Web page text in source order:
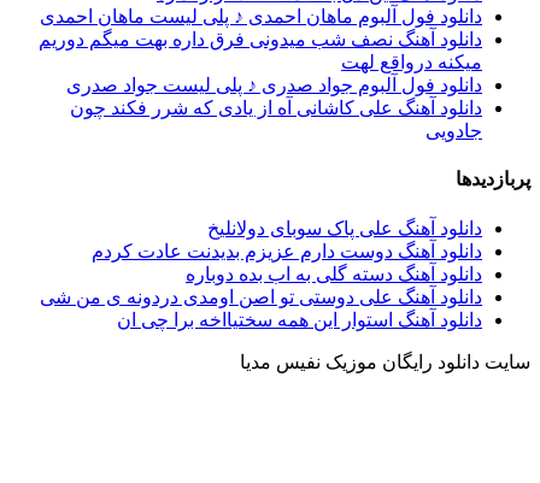
دانلود فول آلبوم ماهان احمدی ♪ پلی لیست ماهان احمدی
دانلود آهنگ نصف شب میدونی فرق داره بهت میگم دوریم
میکنه درواقع لهت
دانلود فول آلبوم جواد صدری ♪ پلی لیست جواد صدری
دانلود آهنگ علی کاشانی آه از یادی که شرر فکند چون
جادویی
پربازدیدها
دانلود آهنگ علی پاک سوبای دولانلیخ
دانلود آهنگ دوست دارم عزیزم بدیدنت عادت کردم
دانلود آهنگ دسته گلی به اب بده دوباره
دانلود آهنگ علی دوستی تو اصن اومدی دردونه ی من شی
دانلود آهنگ استوار این همه سختیااخه برا چی ان
سایت دانلود رایگان موزیک نفیس مدیا